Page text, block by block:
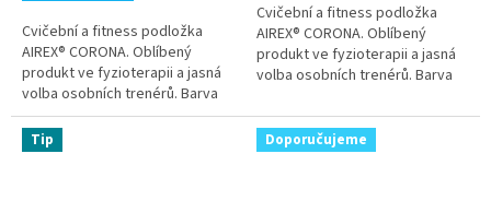
Cvičební a fitness podložka
AIREX® CORONA. Oblíbený
produkt ve fyzioterapii a jasná
volba osobních trenérů. Barva
antracit. Parametry cca
185x100x1,5 cm.
hvězdiček.
Cvičební a fitness podložka
AIREX® CORONA. Oblíbený
produkt ve fyzioterapii a jasná
volba osobních trenérů. Barva
185x100x1,5 cm.
Tip Doporučujeme